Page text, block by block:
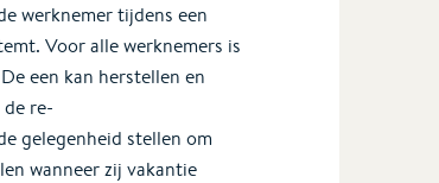
werknemer tijdens een
Voor alle werknemers is
een kan herstellen en
re-
gelegenheid stellen om
wanneer zij vakantie